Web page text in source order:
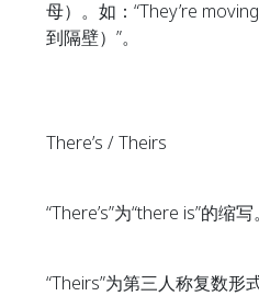
母）。如：“They’re
到隔壁）”。
There’s / Theirs
“There’s”为“there is”的缩写。
“Theirs”为第三人称复数形